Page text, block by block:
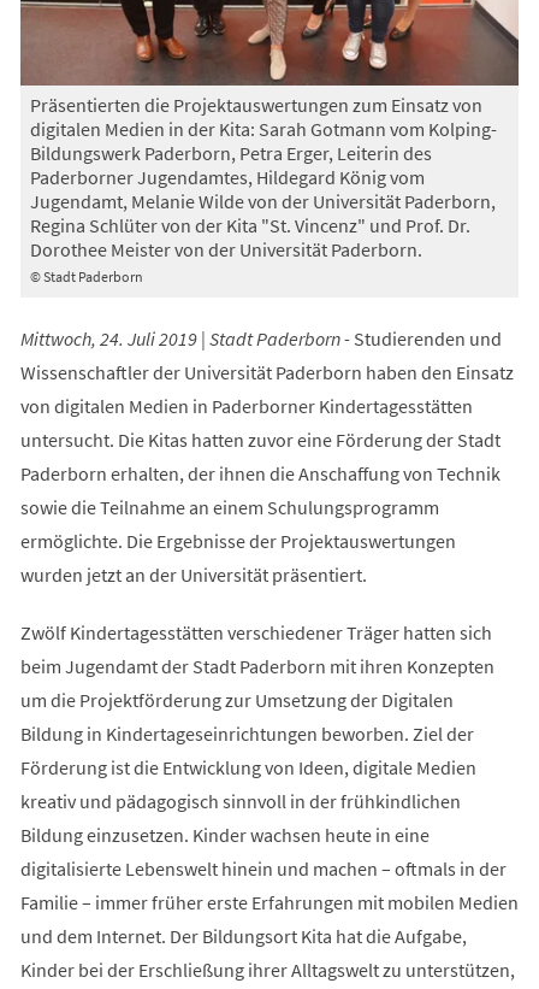
© Stadt Paderborn
Präsentierten die Projektauswertungen zum Einsatz von
digitalen Medien in der Kita: Sarah Gotmann vom Kolping-
Bildungswerk Paderborn, Petra Erger, Leiterin des
Paderborner Jugendamtes, Hildegard König vom
Jugendamt, Melanie Wilde von der Universität Paderborn,
Regina Schlüter von der Kita "St. Vincenz" und Prof. Dr.
Dorothee Meister von der Universität Paderborn.
Mittwoch, 24. Juli 2019 | Stadt Paderborn - Studierenden und
Wissenschaftler der Universität Paderborn haben den Einsatz
von digitalen Medien in Paderborner Kindertagesstätten
untersucht. Die Kitas hatten zuvor eine Förderung der Stadt
Paderborn erhalten, der ihnen die Anschaffung von Technik
sowie die Teilnahme an einem Schulungsprogramm
ermöglichte. Die Ergebnisse der Projektauswertungen
wurden jetzt an der Universität präsentiert.
Zwölf Kindertagesstätten verschiedener Träger hatten sich
beim Jugendamt der Stadt Paderborn mit ihren Konzepten
um die Projektförderung zur Umsetzung der Digitalen
Bildung in Kindertageseinrichtungen beworben. Ziel der
Förderung ist die Entwicklung von Ideen, digitale Medien
kreativ und pädagogisch sinnvoll in der frühkindlichen
Bildung einzusetzen. Kinder wachsen heute in eine
digitalisierte Lebenswelt hinein und machen – oftmals in der
Familie – immer früher erste Erfahrungen mit mobilen Medien
und dem Internet. Der Bildungsort Kita hat die Aufgabe,
Kinder bei der Erschließung ihrer Alltagswelt zu unterstützen,